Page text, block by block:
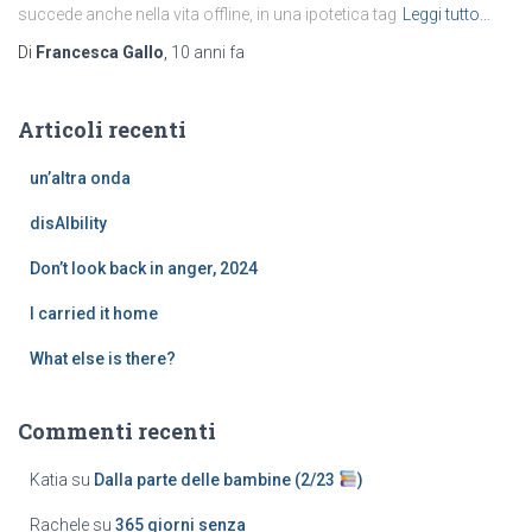
succede anche nella vita offline, in una ipotetica tag
Leggi tutto…
Di Francesca Gallo 10 anni fa
Articoli recenti
un’altra onda
disAIbility
Don’t look back in anger, 2024
I carried it home
What else is there?
Commenti recenti
Katia su Dalla parte delle bambine (2/23 )
Rachele su 365 giorni senza